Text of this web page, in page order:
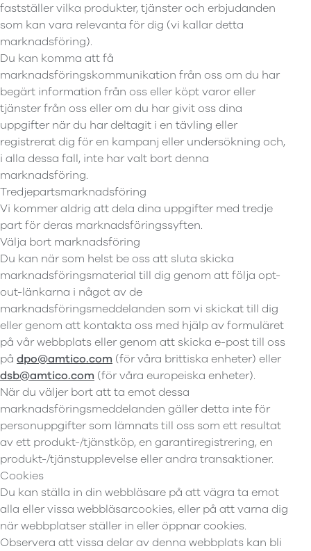
fastställer vilka produkter, tjänster och erbjudanden
som kan vara relevanta för dig (vi kallar detta
marknadsföring).
Du kan komma att få
marknadsföringskommunikation från oss om du har
begärt information från oss eller köpt varor eller
tjänster från oss eller om du har givit oss dina
uppgifter när du har deltagit i en tävling eller
registrerat dig för en kampanj eller undersökning och,
i alla dessa fall, inte har valt bort denna
marknadsföring.
Tredjepartsmarknadsföring
Vi kommer aldrig att dela dina uppgifter med tredje
part för deras marknadsföringssyften.
Välja bort marknadsföring
Du kan när som helst be oss att sluta skicka
marknadsföringsmaterial till dig genom att följa opt-
out-länkarna i något av de
marknadsföringsmeddelanden som vi skickat till dig
eller genom att kontakta oss med hjälp av formuläret
på vår webbplats eller genom att skicka e-post till oss
på dpo@amtico.com (för våra brittiska enheter) eller
dsb@amtico.com (för våra europeiska enheter).
När du väljer bort att ta emot dessa
marknadsföringsmeddelanden gäller detta inte för
personuppgifter som lämnats till oss som ett resultat
av ett produkt-/tjänstköp, en garantiregistrering, en
produkt-/tjänstupplevelse eller andra transaktioner.
Cookies
Du kan ställa in din webbläsare på att vägra ta emot
alla eller vissa webbläsarcookies, eller på att varna dig
när webbplatser ställer in eller öppnar cookies.
Observera att vissa delar av denna webbplats kan bli